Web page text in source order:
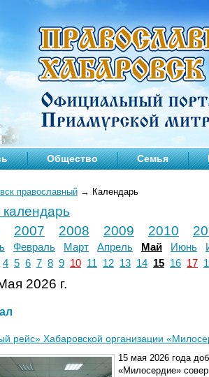
Общество Семья
православный → Календарь
2007 2008 2009 2010
Февраль Март Апрель Май Июнь
4 5 6 7 8 9 10 11 12 13 14 15 16 17
2026 г.
рейс» Хабаровской организации
15 мая 2026 года
«Милосердие»